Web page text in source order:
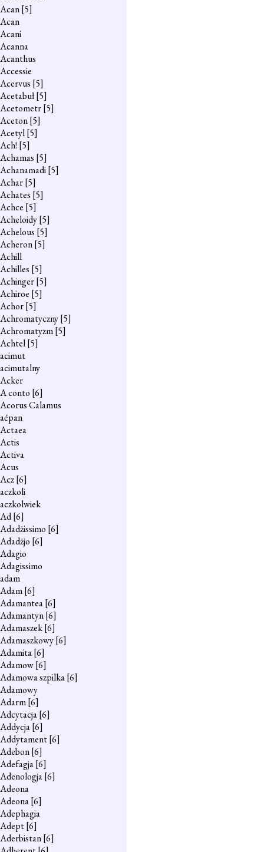
Acan[5]
Acan
Acani
Acanna
Acanthus
Accessie
Acervus [5]
Acetabuł[5]
Acetometr[5]
Aceton[5]
Acetyl[5]
Ach! [5]
Achamas [5]
Achanamadi[5]
Achar[5]
Achates [5]
Achce [5]
Acheloidy[5]
Achelous [5]
Acheron[5]
Achill
Achilles [5]
Achinger[5]
Achiroe [5]
Achor[5]
Achromatyczny[5]
Achromatyzm[5]
Achtel[5]
acimut
acimutalny
Acker
A conto [6]
Acorus Calamus
aćpan
Actaea
Actis
Activa
Acus
Acz[6]
aczkoli
aczkolwiek
Ad[6]
Adadżissimo [6]
Adadżjo [6]
Adagio
Adagissimo
adam
Adam[6]
Adamantea[6]
Adamantyn[6]
Adamaszek[6]
Adamaszkowy[6]
Adamita[6]
Adamow[6]
Adamowa szpilka[6]
Adamowy
Adarm[6]
Adcytacja[6]
Addycja[6]
Addytament[6]
Adebon[6]
Adefagja[6]
Adenologja[6]
Adeona
Adeona[6]
Adephagia
Adept[6]
Aderbistan[6]